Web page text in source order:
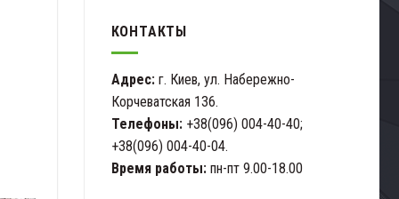
КОНТАКТЫ
Адрес:г. Киев, ул. Набережно-
Корчеватская 136.
Телефоны:+38(096) 004-40-40;
+38(096) 004-40-04.
Время работы:пн-пт 9.00-18.00